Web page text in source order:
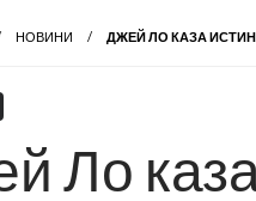
НОВИНИ ДЖЕЙ ЛО КАЗА
Ло